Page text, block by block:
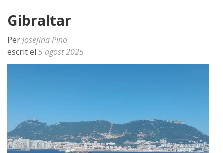
Gibraltar
Per Josefina Pino
escrit el 5 agost 2025